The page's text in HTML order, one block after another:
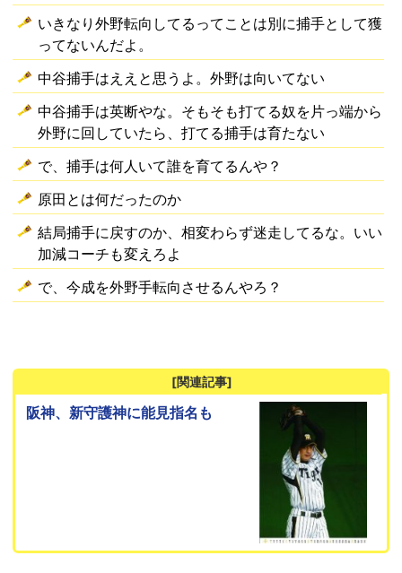
いきなり外野転向してるってことは別に捕手として獲
ってないんだよ。
中谷捕手はええと思うよ。外野は向いてない
中谷捕手は英断やな。そもそも打てる奴を片っ端から
外野に回していたら、打てる捕手は育たない
で、捕手は何人いて誰を育てるんや？
原田とは何だったのか
結局捕手に戻すのか、相変わらず迷走してるな。いい
加減コーチも変えろよ
で、今成を外野手転向させるんやろ？
[関連記事]
阪神、新守護神に能見指名も